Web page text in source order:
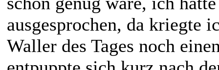
ausgesprochen, da kriegte
Waller des Tages noch